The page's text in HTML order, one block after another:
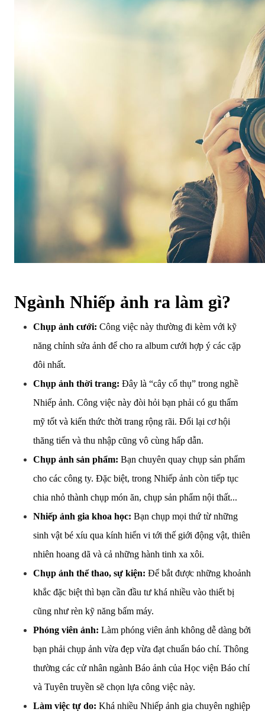
Ngành Nhiếp ảnh ra làm gì?
Chụp ảnh cưới: Công việc này thường đi kèm với kỹ
năng chỉnh sửa ảnh để cho ra album cưới hợp ý các cặp
đôi nhất.
Chụp ảnh thời trang: Đây là “cây cổ thụ” trong nghề
Nhiếp ảnh. Công việc này đòi hỏi bạn phải có gu thẩm
mỹ tốt và kiến thức thời trang rộng rãi. Đổi lại cơ hội
thăng tiến và thu nhập cũng vô cùng hấp dẫn.
Chụp ảnh sản phẩm: Bạn chuyên quay chụp sản phẩm
cho các công ty. Đặc biệt, trong Nhiếp ảnh còn tiếp tục
chia nhỏ thành chụp món ăn, chụp sản phẩm nội thất...
Nhiếp ảnh gia khoa học: Bạn chụp mọi thứ từ những
sinh vật bé xíu qua kính hiển vi tới thế giới động vật, thiên
nhiên hoang dã và cả những hành tinh xa xôi.
Chụp ảnh thể thao, sự kiện: Để bắt được những khoảnh
khắc đặc biệt thì bạn cần đầu tư khá nhiều vào thiết bị
cũng như rèn kỹ năng bấm máy.
Phóng viên ảnh: Làm phóng viên ảnh không dễ dàng bởi
bạn phải chụp ảnh vừa đẹp vừa đạt chuẩn báo chí. Thông
thường các cử nhân ngành Báo ảnh của Học viện Báo chí
và Tuyên truyền sẽ chọn lựa công việc này.
Làm việc tự do: Khá nhiều Nhiếp ảnh gia chuyên nghiệp